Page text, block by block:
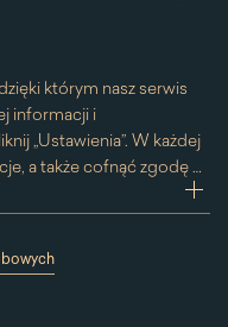
którym nasz serwis
W każdej
a także cofnąć zgodę na
klikając na podstronę
zgodę na
w lewą stronę